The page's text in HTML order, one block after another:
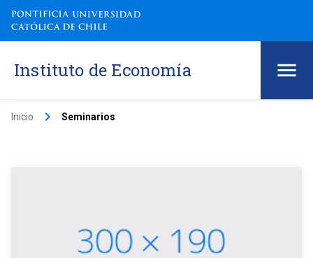
Instituto de Economía
Inicio keyboard_arrow_right Seminarios